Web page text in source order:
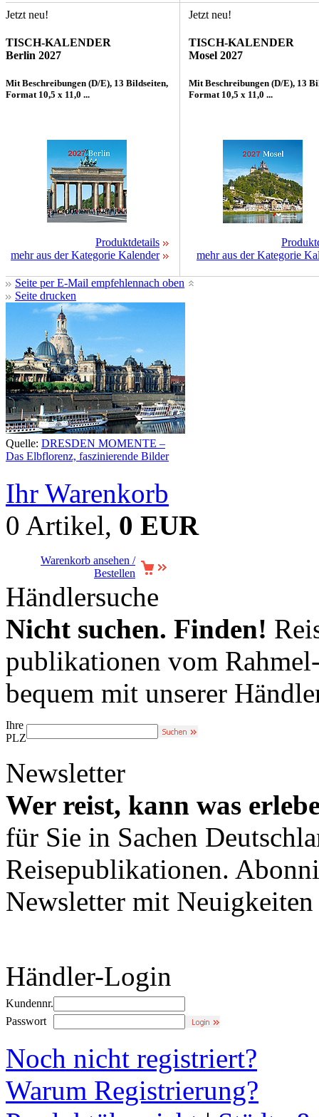
Jetzt neu!
TISCH-KALENDER
Berlin 2027
Mit Beschreibungen (D/E), 13 Bildseiten,
Format 10,5 x 11,0 ...
Jetzt neu!
TISCH-KALENDER
Mosel 2027
Mit Beschreibungen (D/E), 13
Format 10,5 x 11,0 ...
Produktdetails
mehr aus der Kategorie Kalender
mehr aus der Kategorie
Seite per E-Mail empfehlen
Seite drucken
nach oben
Quelle: DRESDEN MOMENTE –
Das Elbflorenz, faszinierende Bilder
Ihr Warenkorb
0 Artikel, 0 EUR
Warenkorb ansehen /
Bestellen
Händlersuche
Nicht suchen. Finden!
publikationen vom
bequem mit unserer
Ihre
PLZ
Newsletter
Wer reist, kann was
für Sie in Sachen
Reisepublikationen.
Newsletter mit
Händler-Login
Kundennr.
Passwort
Noch nicht registriert?
Warum Registrierung?